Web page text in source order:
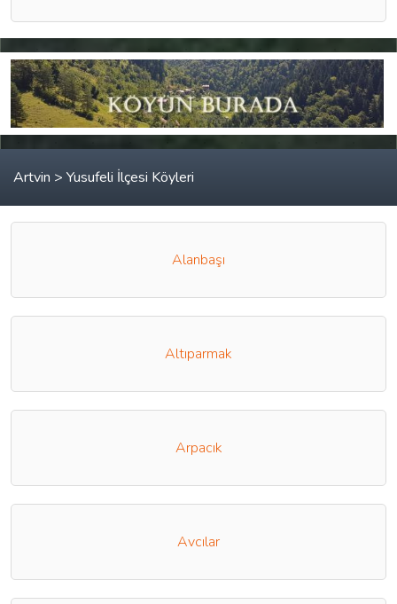
Artvin > Yusufeli İlçesi Köyleri
Alanbaşı
Altıparmak
Arpacık
Avcılar